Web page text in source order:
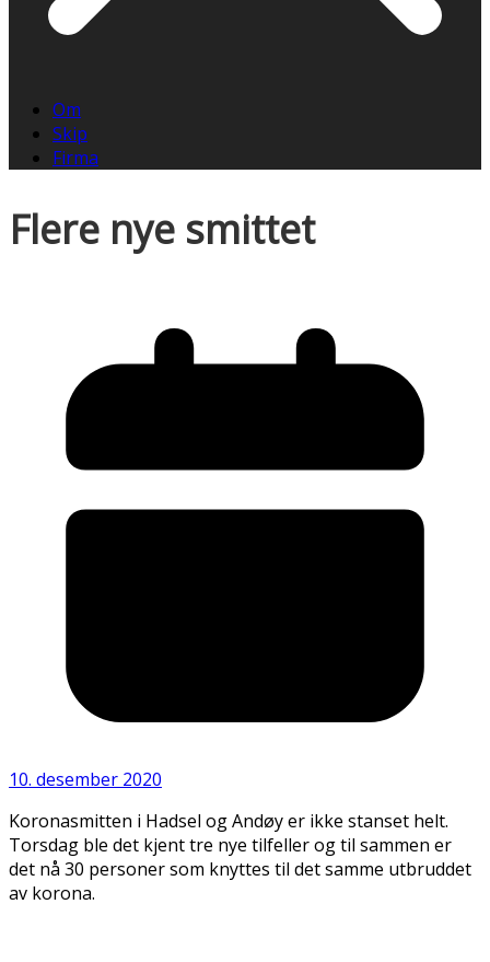
Om
Skip
Firma
Flere nye smittet
10. desember 2020
Koronasmitten i Hadsel og Andøy er ikke stanset helt.
Torsdag ble det kjent tre nye tilfeller og til sammen er
det nå 30 personer som knyttes til det samme utbruddet
av korona.